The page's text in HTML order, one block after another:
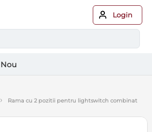
Login
Nou
› rama cu 2 pozitii pentru lightswitch combinat